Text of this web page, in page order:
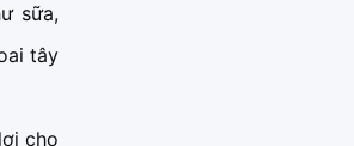
sữa,
tây
cho